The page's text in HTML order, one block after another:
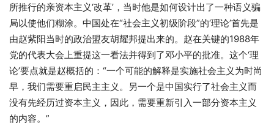
所推行的亲资本主义‘改革’，当时他是如何设计出了一种语义骗
局以使他们糊涂。中国处在“社会主义初级阶段”的‘理论’首先是
由赵紫阳当时的政治盟友胡耀邦提出来的。赵在关键的1988年
党的代表大会上重提这一看法并得到了邓小平的批准。这个‘理
论’要点就是赵概括的：“一个可能的解释是实施社会主义为时尚
早，我们需要重启民主主义。另一个是中国实行了社会主义而
没有先经历过资本主义，因此，需要重新引入一部分资本主义
的内容。”